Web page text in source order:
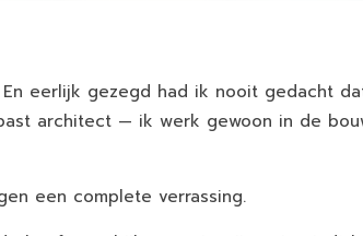
eerlijk gezegd had ik nooit gedacht
architect — ik werk gewoon in de
een complete verrassing.